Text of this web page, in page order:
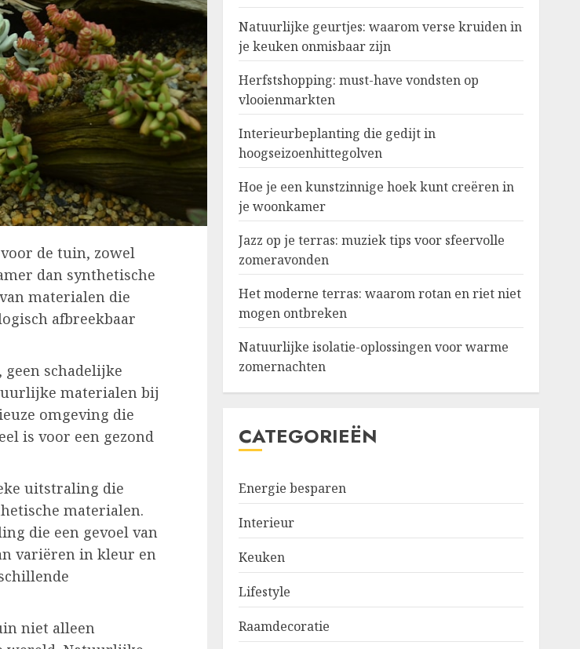
de tuin, zowel
dan synthetische
materialen die
afbreekbaar
geen schadelijke
materialen bij
omgeving die
is voor een gezond
uitstraling die
materialen.
die een gevoel van
variëren in kleur en
niet alleen
Natuurlijke geurtjes: waarom verse kruiden in
je keuken onmisbaar zijn
Herfstshopping: must-have vondsten op
vlooienmarkten
Interieurbeplanting die gedijt in
hoogseizoenhittegolven
Hoe je een kunstzinnige hoek kunt creëren in
je woonkamer
Jazz op je terras: muziek tips voor sfeervolle
zomeravonden
Het moderne terras: waarom rotan en riet niet
mogen ontbreken
Natuurlijke isolatie-oplossingen voor warme
zomernachten
CATEGORIEËN
Energie besparen
Interieur
Keuken
Lifestyle
Raamdecoratie